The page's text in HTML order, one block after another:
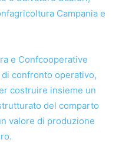
Campania e
e Confcooperative
confronto operativo,
costruire insieme un
del comparto
valore di produzione